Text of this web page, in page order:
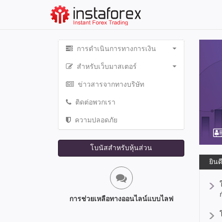
การดำเนินการทางการเงิน
สำหรับเว็บมาสเตอร์
ข่าวสารจากทางบริษัท
ติดต่อพวกเรา
ความปลอดภัย
โบนัสสำหรับหุ้นส่วน
การช่วยเหลือทางออนไลน์แบบไลฟ
ยิน